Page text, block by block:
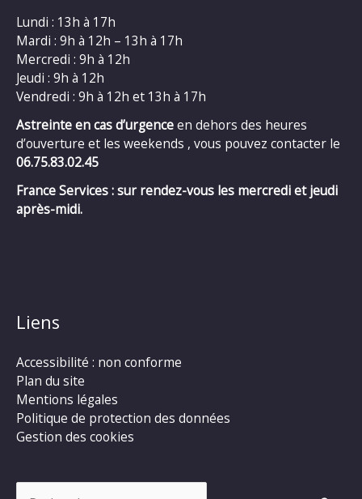
Lundi : 13h à 17h
Mardi : 9h à 12h – 13h à 17h
Mercredi : 9h à 12h
Jeudi : 9h à 12h
Vendredi : 9h à 12h et 13h à 17h
Astreinte en cas d’urgenceen dehors des heures
d’ouverture et les weekends , vous pouvez contacter le
06.75.83.02.45
France Services : sur rendez-vous les mercredi et jeudi
après-midi.
Liens
Accessibilité : non conforme
Plan du site
Mentions légales
Politique de protection des données
Gestion des cookies